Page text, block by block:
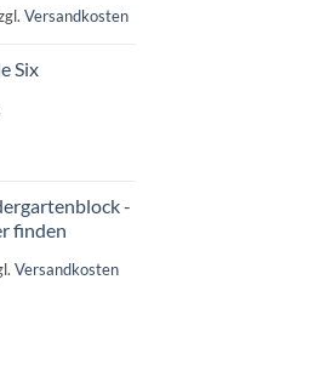
Versandkosten
Six
-
finden
Versandkosten